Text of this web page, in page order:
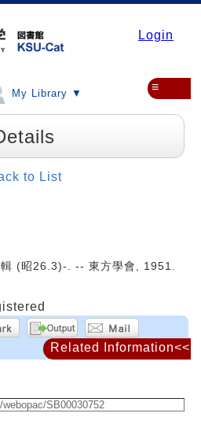
Login
My Library ▼ ≡
to List
(昭26.3)-. -- 東方學會, 1951.
Related Information<<